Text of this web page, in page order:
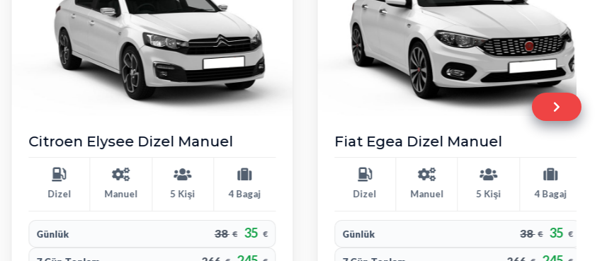
Citroen Elysee Dizel Manuel
Manuel 4 Bagaj
Günlük 35 €
Fiat Egea Dizel Manuel
Manuel 4 Bagaj
Günlük 35 €